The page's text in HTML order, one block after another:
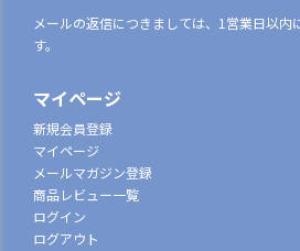
メールの返信につきましては、1営業日以内
す。
マイページ
新規会員登録
マイページ
メールマガジン登録
商品レビュー一覧
ログイン
ログアウト